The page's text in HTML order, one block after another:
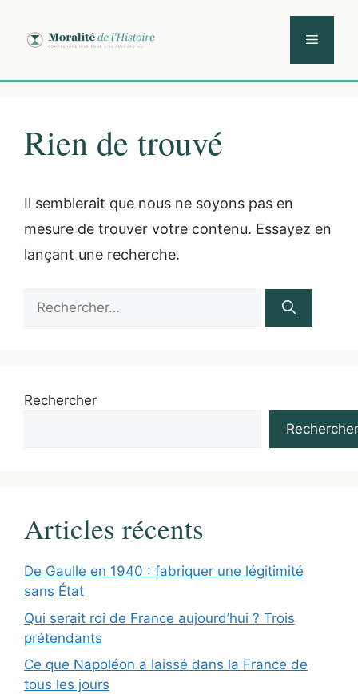
contenu
Menu
Rien de trouvé
Il semblerait que nous ne soyons pas en
mesure de trouver votre contenu. Essayez en
lançant une recherche.
Rechercher :
Rechercher
Rechercher
Articles récents
De Gaulle en 1940 : fabriquer une légitimité
sans État
Qui serait roi de France aujourd’hui ? Trois
prétendants
Ce que Napoléon a laissé dans la France de
tous les jours